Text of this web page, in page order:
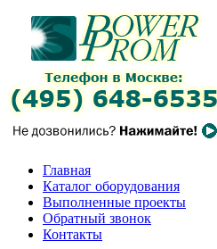
Главная
Каталог оборудования
Выполненные проекты
Обратный звонок
Контакты